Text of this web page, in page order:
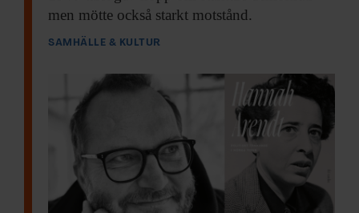
men mötte också starkt motstånd.
SAMHÄLLE & KULTUR